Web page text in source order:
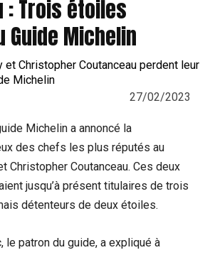
: Trois étoiles
Guide Michelin
27/02/2023
Michelin a annoncé la
des chefs les plus réputés au
Christopher Coutanceau. Ces deux
jusqu’à présent titulaires de trois
détenteurs de deux étoiles.
le patron du guide, a expliqué à